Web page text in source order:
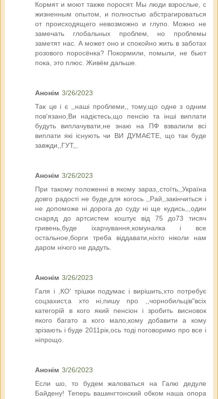
Кормят и моют также поросят. Мы люди взрослые, с
жизненным опытом, и полностью абстрагироваться
от происходящего невозможно и глупо. Можно не
замечать глобальных проблем, но проблемы
заметят нас. А может оно и спокойно жить в заботах
розового поросёнка? Покормили, помыли, не бьют
пока, это плюс. Живём дальше.
Анонім 3/26/2023
Так це і є ,,наші проблеми,, тому,що одне з одним
пов'язано,Ви надієтесь,що пенсію та інші виплати
будуть виплачувати,не знаю на ПФ взвалили всі
виплати які існують чи ВИ ДУМАЄТЕ, що так буде
завжди,,ГУТ,,.
Анонім 3/26/2023
При такому положенні в якому зараз,,стоїть,,Україна
довго радості не буде,для когось ,,Рай,,закінчиться і
не допоможе ні дорога до суду ні ще кудись,,,один
снаряд до артсистем коштує від 75 до73 тисяч
гривень,буде іхарчування,комуналка і все
остальное,борги треба віддавати,ніхто ніколи нам
даром нічого не дадуть.
Анонім 3/26/2023
Галя і ,КО' трішки подумає і вирішить,хто потребує
соцзахист,а хто ні,пишу про ,,чорнобильців"всіх
категорій в кого який пенсіон і зробить висновок
якого багато а кого мало,кому добавити а кому
зрізають і буде 2011рік,ось тоді поговоримо про все і
ніпрощо.
Анонім 3/26/2023
Если шо, то будем жаловаться на Галю дедуле
Байдену! Теперь вашингтонский обком наша опора